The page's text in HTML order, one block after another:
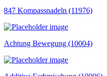
847 Kompassnadeln (11976)
Achtung Bewegung (10004)